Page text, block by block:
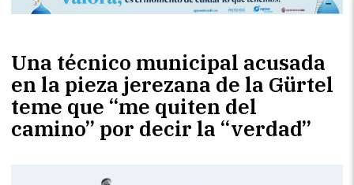
Una técnico municipal acusada
en la pieza jerezana de la Gürtel
teme que “me quiten del
camino” por decir la “verdad”